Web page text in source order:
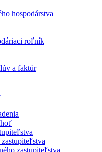
hospodárstva
roľník
a faktúr
zastupiteľstva